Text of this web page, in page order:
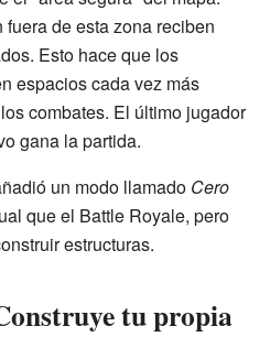
de esta zona reciben
Esto hace que los
espacios cada vez más
combates. El último jugador
gana la partida.
un modo llamado Cero
que el Battle Royale, pero
estructuras.
tu propia